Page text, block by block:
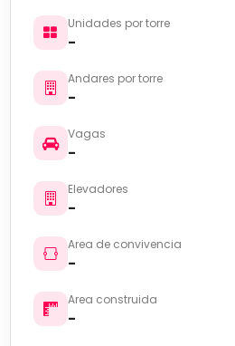
Unidades por torre
-
Andares por torre
-
Vagas
-
Elevadores
-
Area de convivencia
-
Area construida
-